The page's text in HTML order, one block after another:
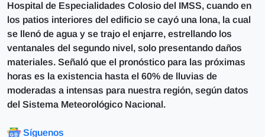
Hospital de Especialidades Colosio del IMSS, cuando en
los patios interiores del edificio se cayó una lona, la cual
se llenó de agua y se trajo el enjarre, estrellando los
ventanales del segundo nivel, solo presentando daños
materiales. Señaló que el pronóstico para las próximas
horas es la existencia hasta el 60% de lluvias de
moderadas a intensas para nuestra región, según datos
del Sistema Meteorológico Nacional.
Síguenos